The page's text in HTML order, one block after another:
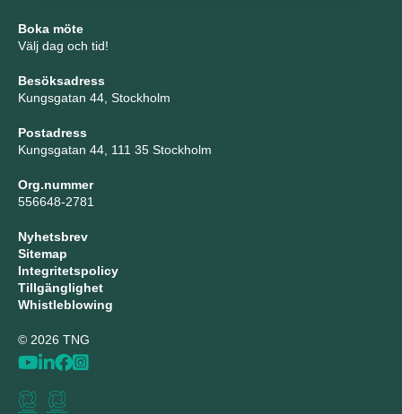
Boka möte
Välj dag och tid!
Besöksadress
Kungsgatan 44, Stockholm
Postadress
Kungsgatan 44, 111 35 Stockholm
Org.nummer
556648-2781
Nyhetsbrev
Sitemap
Integritetspolicy
Tillgänglighet
Whistleblowing
© 2026 TNG